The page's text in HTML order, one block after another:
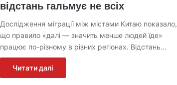
відстань гальмує не всіх
Дослідження міграції між містами Китаю показало,
що правило «далі — значить менше людей їде»
працює по-різному в різних регіонах. Відстань…
Читати далі